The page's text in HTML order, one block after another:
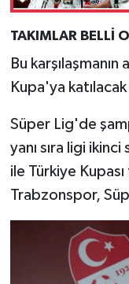
TAKIMLAR BELLİ
Bu
Kupa'ya
Süper Lig'de
yanı sıra ligi
ile Türkiye
Trabzonspor,